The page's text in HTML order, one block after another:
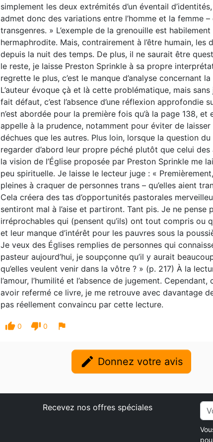
simplement les deux extrémités d’un éventail
admet donc des variations entre l’homme et la femme
transgenres. » L’exemple de la grenouille est
hermaphrodite. Mais, contrairement à l’être humain,
depuis la nuit des temps. De plus, il ne saurait être
le reste, je laisse Preston Sprinkle à sa propre
regrette le plus, c’est le manque d’analyse concernant
L’auteur évoque çà et là cette problématique, mais
fait défaut, c’est l’absence d’une réflexion
n’est abordée pour la première fois qu’à la page 138,
appelle à la prudence, notamment pour éviter de
déchues que les autres. Plus loin, lorsque la question
regarder d’abord leur propre péché plutôt que celui
la vision de l’Église proposée par Preston Sprinkle me
peu spirituelle. Je laisse le lecteur juge : «
pleines à craquer de personnes trans – qu’elles aient
Cela créera des tas d’opportunités pastorales
sentiront mal à l’aise et partiront. Tant pis. Je ne pense
irréprochables qui (pensent qu’ils) ont tout compris ou
et leur manque d’intérêt pour les pauvres sous la
Je veux des Églises remplies de personnes qui
pasteur aujourd’hui, je soupçonne qu’il y aurait
qu’elles veulent venir dans la vôtre ? » (p. 217) À la
l’amour, l’humilité et l’absence de jugement.
avoir refermé ce livre, je me retrouve avec davantage
pas réellement convaincu par cette lecture.
thumb_up 0 thumb_down 0 flag
edit Donnez votre avis
Recevez nos offres spéciales